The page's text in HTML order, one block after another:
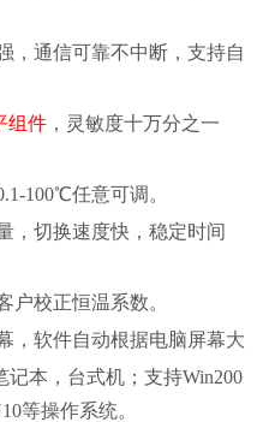
，通信可靠不中断，支持自
组件 ，灵敏度十万分之一
100℃任意可调。
，切换速度快，稳定时间
户校正恒温系数。
，软件自动根据电脑屏幕大
本，台式机；支持Win200
等操作系统。